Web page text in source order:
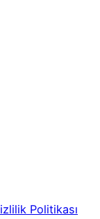
Politikası